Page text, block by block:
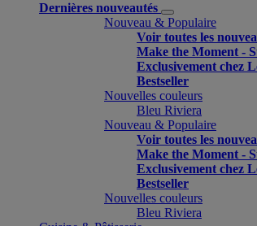
Dernières nouveautés
Nouveau & Populaire
Voir toutes les
Make the Moment -
Exclusivement chez
Bestseller
Nouvelles couleurs
Bleu Riviera
Nouveau & Populaire
Voir toutes les
Make the Moment -
Exclusivement chez
Bestseller
Nouvelles couleurs
Bleu Riviera